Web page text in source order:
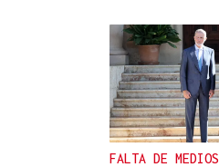
FALTA DE MEDIOS